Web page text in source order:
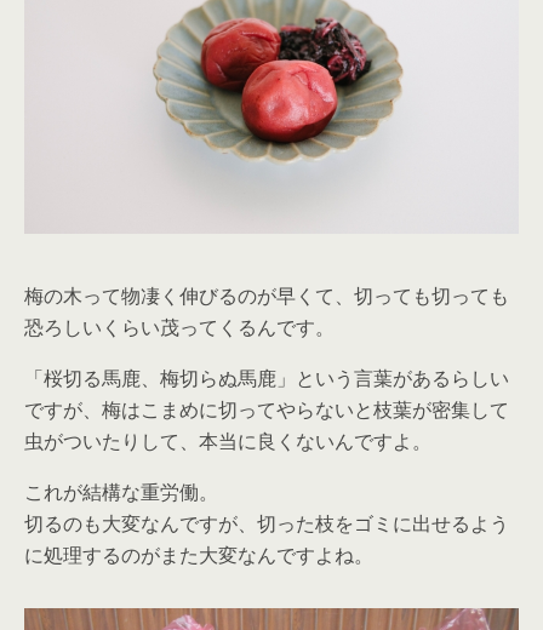
梅の木って物凄く伸びるのが早くて、切っても切っても
恐ろしいくらい茂ってくるんです。
「桜切る馬鹿、梅切らぬ馬鹿」という言葉があるらしい
ですが、梅はこまめに切ってやらないと枝葉が密集して
虫がついたりして、本当に良くないんですよ。
これが結構な重労働。
切るのも大変なんですが、切った枝をゴミに出せるよう
に処理するのがまた大変なんですよね。